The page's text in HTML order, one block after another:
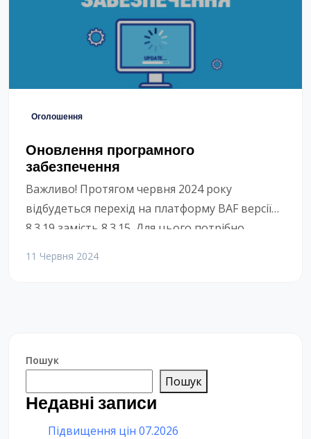
Оголошення
Оновлення програмного
забезпечення
Важливо! Протягом червня 2024 року
відбудеться перехід на платформу BAF версії
8.3.19 замість 8.3.15. Для цього потрібно
комп’ютерах у користувачів Єнота, тобто у
скачаний файл, то це з причини, що […]
11 Червня 2024
Пошук
Пошук
Недавні записи
Підвищення цін 07.2026